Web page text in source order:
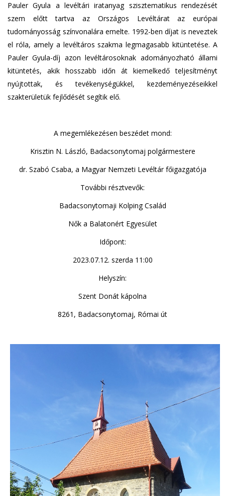
Pauler Gyula a levéltári iratanyag szisztematikus rendezését
szem előtt tartva az Országos Levéltárat az európai
tudományosság színvonalára emelte. 1992-ben díjat is neveztek
el róla, amely a levéltáros szakma legmagasabb kitüntetése. A
Pauler Gyula-díj azon levéltárosoknak adományozható állami
kitüntetés, akik hosszabb időn át kiemelkedő teljesítményt
nyújtottak, és tevékenységükkel, kezdeményezéseikkel
szakterületük fejlődését segítik elő.
A megemlékezésen beszédet mond:
Krisztin N. László, Badacsonytomaj polgármestere
dr. Szabó Csaba, a Magyar Nemzeti Levéltár főigazgatója
További résztvevők:
Badacsonytomaji Kolping Család
Nők a Balatonért Egyesület
Időpont:
2023.07.12. szerda 11:00
Helyszín:
Szent Donát kápolna
8261, Badacsonytomaj, Római út